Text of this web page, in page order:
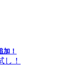
加！
！